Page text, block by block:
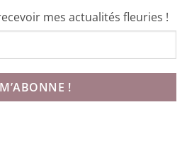
mes actualités fleuries !